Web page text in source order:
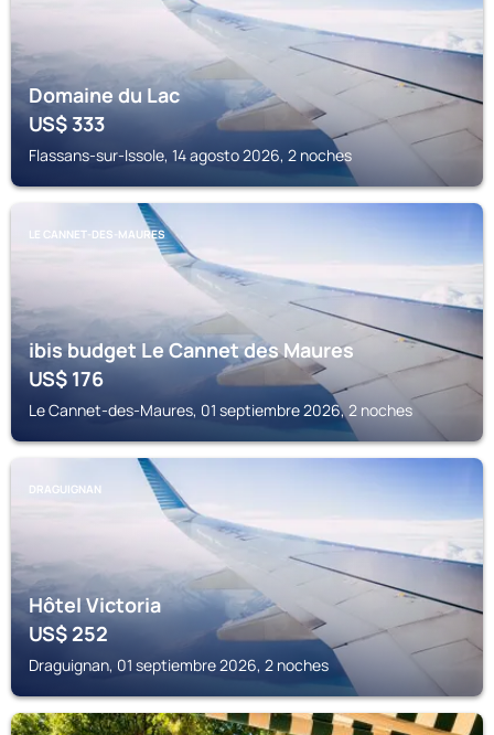
Domaine du Lac
US$333
Flassans-sur-Issole, 14 agosto 2026, 2 noches
LE CANNET-DES-MAURES
ibis budget Le Cannet des Maures
US$176
Le Cannet-des-Maures, 01 septiembre 2026, 2 noches
DRAGUIGNAN
Hôtel Victoria
US$252
Draguignan, 01 septiembre 2026, 2 noches